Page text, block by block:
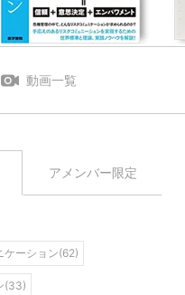
動画一覧
アメンバー限定
ケーション(62)
(33)